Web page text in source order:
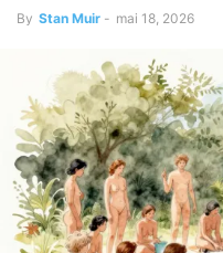
By Stan Muir - mai 18, 2026